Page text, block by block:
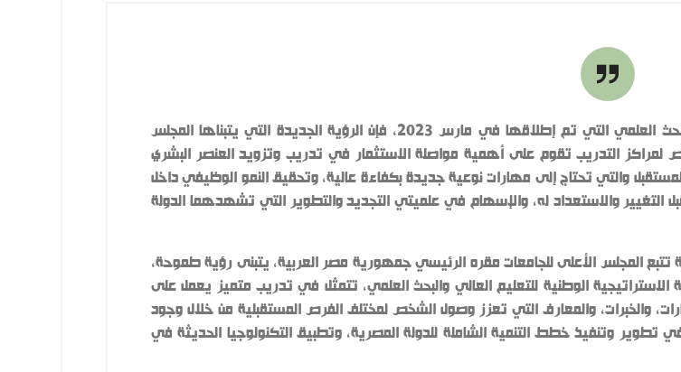
انطلاقًا من الاستراتيجية الوطنية لوزارة التعليم العالي والبحث العلمي التي تم إطلاقها في مارس 2023، فإن الرؤية الجديدة التي يتبناها المجلس
لمراكز التدريب تقوم على أهمية مواصلة الاستثمار في تدريب وتزويد العنصر البشري
للمستقبل والتي تحتاج إلى مهارات نوعية جديدة بكفاءة عالية، وتحقيق النمو الوظيفي داخل
التغيير والاستعداد له، والإسهام في علميتي التجديد والتطوير التي تشهدهما الدولة
المجلس الأعلى للجامعات مقره الرئيسي جمهورية مصر العربية، يتبنى رؤية طموحة،
لتحقيق رؤية مصر للتنمية المستدامة 2030، ورؤية الاستراتيجية الوطنية للتعليم العالي والبحث العلمي، تتمثل في تدريب متميز يعمل على
والخبرات، والمعارف التي تعزز وصول الشخص لمختلف الفرص المستقبلية من خلال وجود
تطوير وتنفيذ خطط التنمية الشاملة للدولة المصرية، وتطبيق التكنولوجيا الحديثة في